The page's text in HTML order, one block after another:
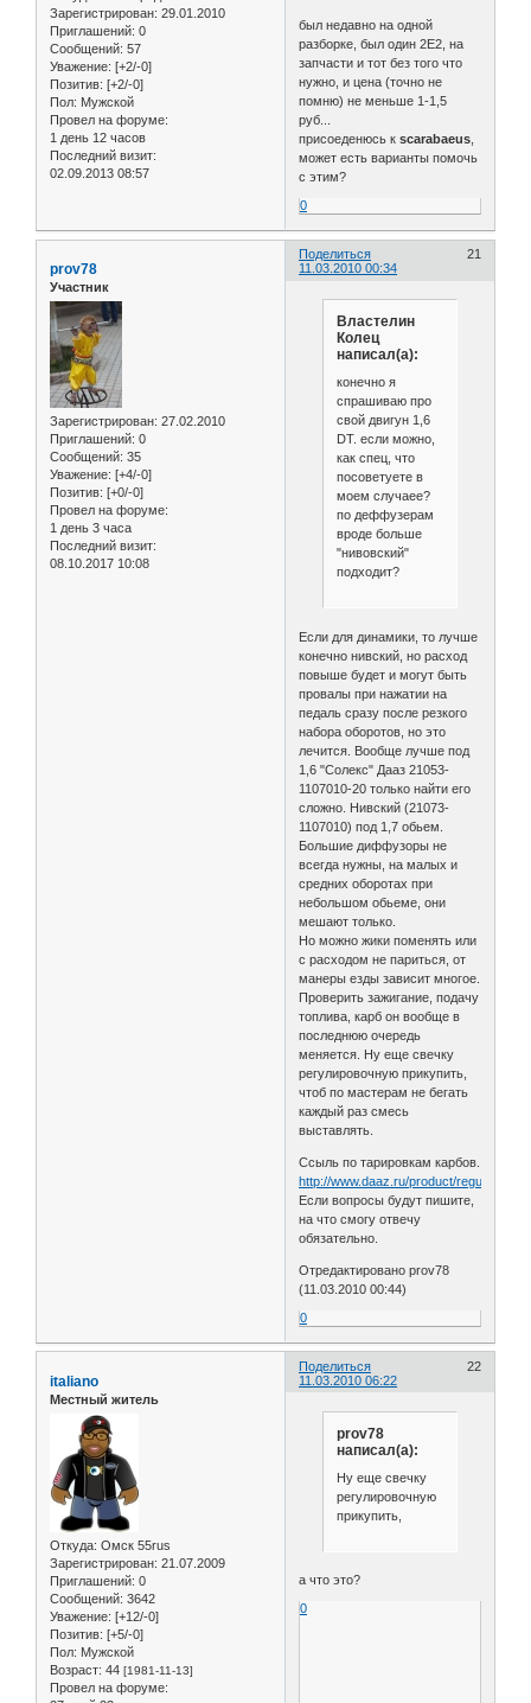
Зарегистрирован: 29.01.2010
Приглашений: 0
Сообщений: 57
Уважение: [+2/-0]
Позитив: [+2/-0]
Пол: Мужской
Провел на форуме:
1 день 12 часов
Последний визит:
02.09.2013 08:57
был недавно на одной
разборке, был один 2Е2, на
запчасти и тот без того что
нужно, и цена (точно не
помню) не меньше 1-1,5
руб...
присоеденюсь кscarabaeus
может есть варианты помочь
с этим?
0
Поделиться
21
11.03.2010 00:34
prov78
Участник
Зарегистрирован: 27.02.2010
Приглашений: 0
Сообщений: 35
Уважение: [+4/-0]
Позитив: [+0/-0]
Провел на форуме:
1 день 3 часа
Последний визит:
08.10.2017 10:08
Властелин
Колец
написал(а):
конечно я
спрашиваю про
свой двигун 1,6
DT. если можно,
как спец, что
посоветуете в
моем случаее?
по деффузерам
вроде больше
"нивовский"
подходит?
Если для динамики, то лучше
конечно нивский, но расход
повыше будет и могут быть
провалы при нажатии на
педаль сразу после резкого
набора оборотов, но это
лечится. Вообще лучше под
1,6 "Солекс" Дааз 21053-
1107010-20 только найти его
сложно. Нивский (21073-
1107010) под 1,7 обьем.
Большие диффузоры не
всегда нужны, на малых и
средних оборотах при
небольшом обьеме, они
мешают только.
Но можно жики поменять или
с расходом не париться, от
манеры езды зависит многое.
Проверить зажигание, подачу
топлива, карб он вообще в
последнюю очередь
меняется. Ну еще свечку
регулировочную прикупить,
чтоб по мастерам не бегать
каждый раз смесь
выставлять.
Ссыль по тарировкам карбов.
http://www.daaz.ru/product/regul/
Если вопросы будут пишите,
на что смогу отвечу
обязательно.
Отредактировано prov78
(11.03.2010 00:44)
0
Поделиться
22
11.03.2010 06:22
italiano
Местный житель
Откуда: Омск 55rus
Зарегистрирован: 21.07.2009
Приглашений: 0
Сообщений: 3642
Уважение: [+12/-0]
Позитив: [+5/-0]
Пол: Мужской
Возраст: 44 [1981-11-13]
Провел на форуме:
prov78
написал(а):
Ну еще свечку
регулировочную
прикупить,
а что это?
0